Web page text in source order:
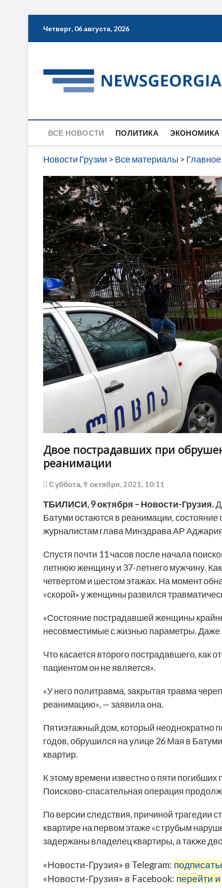
Четверг, 06 августа, 2026
ВСЕ НОВОСТИ ПОЛИТИКА ЭКОНОМИКА
Новости Грузии > Все материалы > Главное
Двое пострадавших при
реанимации
Суббота, 9 октября, 2021, 10:11
ТБИЛИСИ, 9 октября – Новости-Грузия.
Батуми остаются в реанимации,
журналистам глава Минздрава АР
Спустя почти 11 часов после начала
летнюю женщину и 37-летнего мужчину.
четвертом и шестом этажах. На момент
«скорой» у женщины развился
«Состояние пострадавшей женщины
несовместимые с жизнью параметры. Даже
Что касается второго пострадавшего, как
пациентом он не является».
«У него политравма, закрытая травма
реанимацию», — заявила она.
Пятиэтажный дом, который неоднократно
годов, обрушился на улице 26 Мая в
квартир.
К этому времени известно о пяти
Поисково-спасательная операция
По версии следствия, причиной трагедии
квартире на первом этаже «с грубым
задержаны владелец квартиры, а также
«Новости-Грузия» в Telegram:
«Новости-Грузия» в Facebook: перейти и